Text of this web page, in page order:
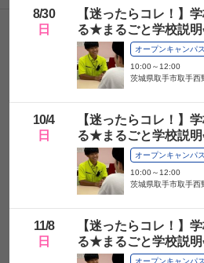
性別
郵便番号
学校情報
電話番号
8/30
日
【迷ったらコレ！】
る★まるごと学校説
オープンキャンパス
10:00～12:00
茨城県取手市取手西
10/4
日
【迷ったらコレ！】
る★まるごと学校説
オープンキャンパス
10:00～12:00
茨城県取手市取手西
11/8
日
【迷ったらコレ！】
る★まるごと学校説
オープンキャンパス